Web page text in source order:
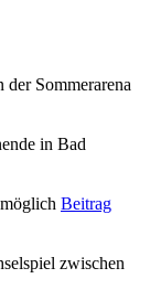
Sommerarena
in Bad
Beitrag
zwischen